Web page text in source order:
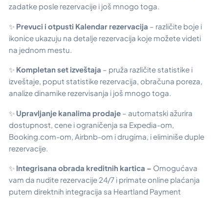
zadatke posle rezervacije i još mnogo toga.
✨ Prevuci i otpusti Kalendar rezervacija – različite boje i
ikonice ukazuju na detalje rezervacija koje možete videti
na jednom mestu.
✨ Kompletan set izveštaja – pruža različite statistike i
izveštaje, poput statistike rezervacija, obračuna poreza,
analize dinamike rezervisanja i još mnogo toga.
✨ Upravljanje kanalima prodaje – automatski ažurira
dostupnost, cene i ograničenja sa Expedia-om,
Booking.com-om, Airbnb-om i drugima, i eliminiše duple
rezervacije.
✨ Integrisana obrada kreditnih kartica – Omogućava
vam da nudite rezervacije 24/7 i primate online plaćanja
putem direktnih integracija sa Heartland Payment